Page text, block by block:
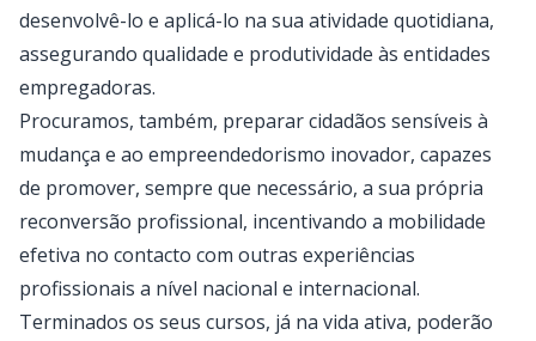
desenvolvê-lo e aplicá-lo na sua atividade quotidiana,
assegurando qualidade e produtividade às entidades
empregadoras.
Procuramos, também, preparar cidadãos sensíveis à
mudança e ao empreendedorismo inovador, capazes
de promover, sempre que necessário, a sua própria
reconversão profissional, incentivando a mobilidade
efetiva no contacto com outras experiências
profissionais a nível nacional e internacional.
Terminados os seus cursos, já na vida ativa, poderão